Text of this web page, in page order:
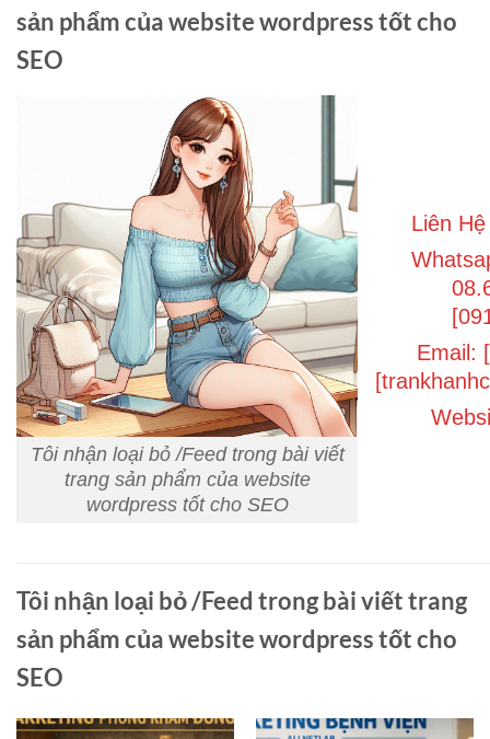
sản phẩm của website wordpress tốt cho
SEO
Tôi nhận loại bỏ /Feed trong bài viết
trang sản phẩm của website
wordpress tốt cho SEO
Liên
Email:
Tôi nhận loại bỏ /Feed trong bài viết trang
sản phẩm của website wordpress tốt cho
SEO